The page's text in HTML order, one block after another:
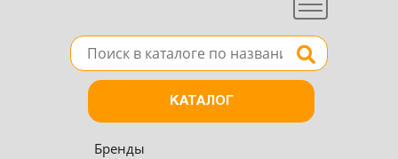
Меню
Поле для поиска товара в каталоге Найти
КАТАЛОГ
Бренды